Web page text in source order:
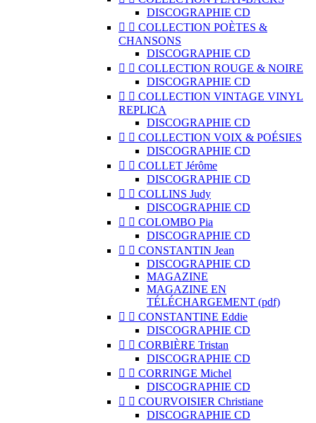
DISCOGRAPHIE CD
  COLLECTION POÈTES &
CHANSONS
DISCOGRAPHIE CD
  COLLECTION ROUGE & NOIRE
DISCOGRAPHIE CD
  COLLECTION VINTAGE VINYL
REPLICA
DISCOGRAPHIE CD
  COLLECTION VOIX & POÉSIES
DISCOGRAPHIE CD
  COLLET Jérôme
DISCOGRAPHIE CD
  COLLINS Judy
DISCOGRAPHIE CD
  COLOMBO Pia
DISCOGRAPHIE CD
  CONSTANTIN Jean
DISCOGRAPHIE CD
MAGAZINE
MAGAZINE EN
TÉLÉCHARGEMENT (pdf)
  CONSTANTINE Eddie
DISCOGRAPHIE CD
  CORBIÈRE Tristan
DISCOGRAPHIE CD
  CORRINGE Michel
DISCOGRAPHIE CD
  COURVOISIER Christiane
DISCOGRAPHIE CD